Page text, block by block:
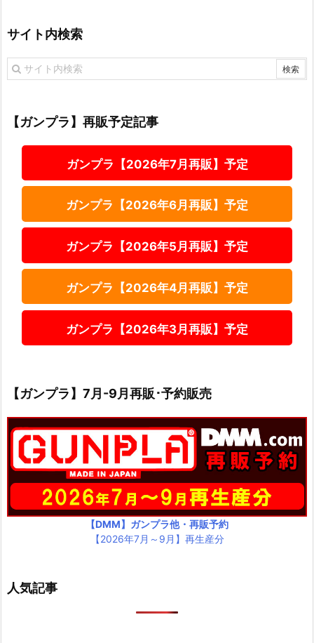
サイト内検索
【ガンプラ】再販予定記事
ガンプラ【2026年7月再販】予定
ガンプラ【2026年6月再販】予定
ガンプラ【2026年5月再販】予定
ガンプラ【2026年4月再販】予定
ガンプラ【2026年3月再販】予定
【ガンプラ】7月-9月再販･予約販売
【DMM】ガンプラ他・再販予約
【2026年7月～9月】再生産分
人気記事